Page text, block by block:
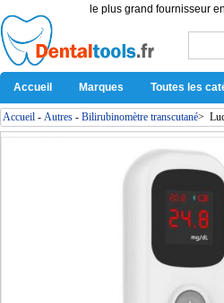
le plus grand fournisseur
Accueil Marques Toutes les
Accueil - Autres - Bilirubinomètre transcutané>